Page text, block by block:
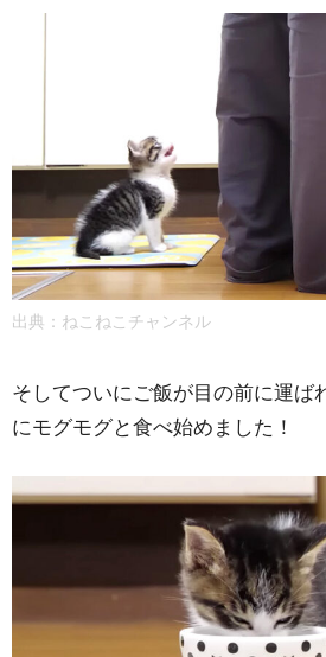
出典： ねこねこチャンネル
そしてついにご飯が目の前に運ば
にモグモグと食べ始めました！